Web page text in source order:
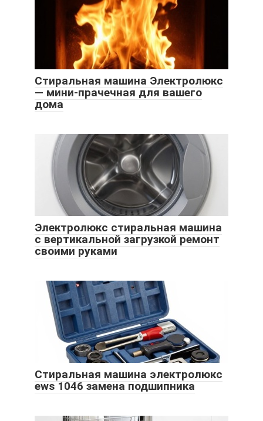
Стиральная машина Электролюкс
— мини-прачечная для вашего
дома
Электролюкс стиральная машина
с вертикальной загрузкой ремонт
своими руками
Стиральная машина электролюкс
ews 1046 замена подшипника